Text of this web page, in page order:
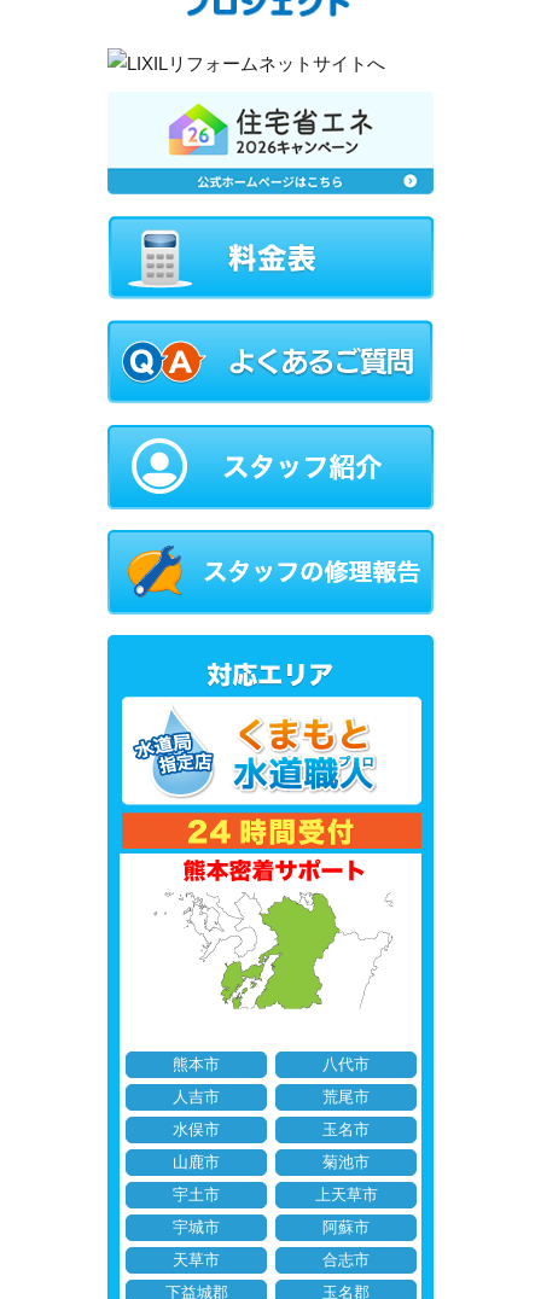
熊本市
八代市
人吉市
荒尾市
水俣市
玉名市
山鹿市
菊池市
宇土市
上天草市
宇城市
阿蘇市
天草市
合志市
下益城郡
玉名郡